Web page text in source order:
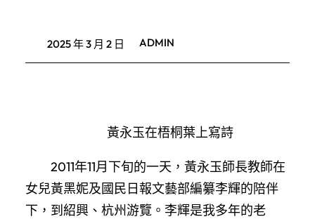
2025 年 3 月 2 日 ADMIN
黃永玉在梧桐葉上寫詩
2011年11月下旬的一天，黃永玉師長教師在
女兒黃黑妮及國民日報文藝部編纂李輝的陪伴
下，到紹興、杭州游覽。李輝是我多年的老